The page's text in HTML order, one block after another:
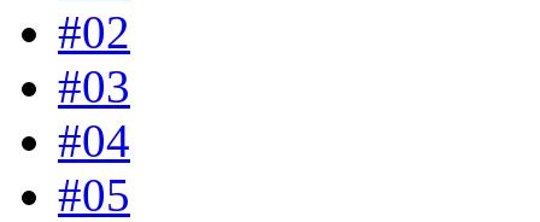
#02
#03
#04
#05